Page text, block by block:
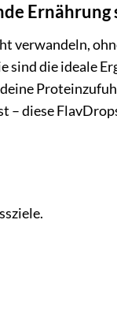
Ernährung
verwandeln,
sind die ideale
– diese